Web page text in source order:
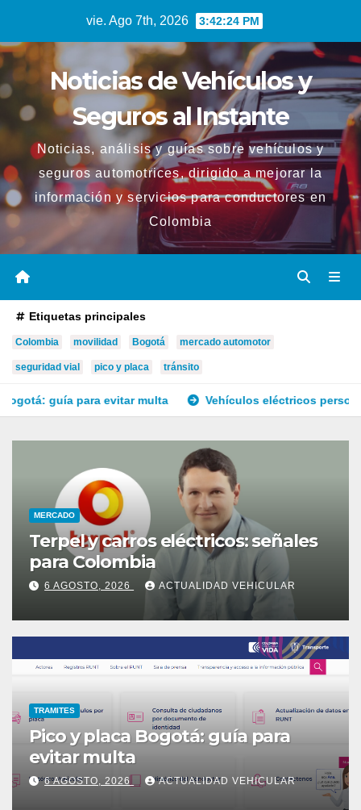
contenido
vie. Ago 7th, 2026 3:42:25 PM
Noticias de Vehículos y
Seguros al Instante
Noticias, análisis y guías sobre vehículos y
seguros automotrices, dirigido a mejorar la
información y servicios para conductores en
Colombia
Etiquetas principales
Colombia movilidad Bogotá mercado automotor
seguridad vial pico y placa tránsito
multa Vehículos eléctricos personales: reglas en
MERCADO
Terpel y carros eléctricos: señales
para Colombia
6 AGOSTO, 2026 ACTUALIDAD VEHICULAR
TRAMITES
Pico y placa Bogotá: guía para
evitar multa
6 AGOSTO, 2026 ACTUALIDAD VEHICULAR